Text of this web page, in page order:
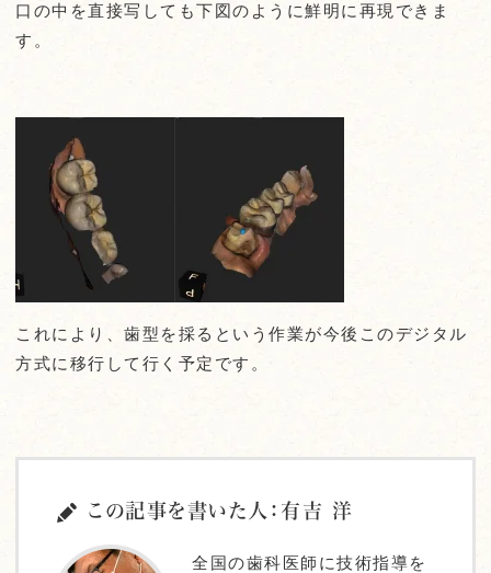
口の中を直接写しても下図のように鮮明に再現できま
す。
これにより、歯型を採るという作業が今後このデジタル
方式に移行して行く予定です。
この記事を書いた人：有吉 洋
全国の歯科医師に技術指導を